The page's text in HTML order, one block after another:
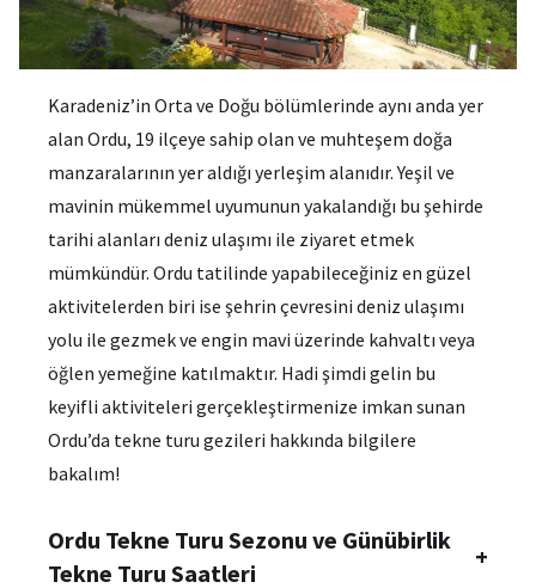
Karadeniz’in Orta ve Doğu bölümlerinde aynı anda yer
alan Ordu, 19 ilçeye sahip olan ve muhteşem doğa
manzaralarının yer aldığı yerleşim alanıdır. Yeşil ve
mavinin mükemmel uyumunun yakalandığı bu şehirde
tarihi alanları deniz ulaşımı ile ziyaret etmek
mümkündür. Ordu tatilinde yapabileceğiniz en güzel
aktivitelerden biri ise şehrin çevresini deniz ulaşımı
yolu ile gezmek ve engin mavi üzerinde kahvaltı veya
öğlen yemeğine katılmaktır. Hadi şimdi gelin bu
keyifli aktiviteleri gerçekleştirmenize imkan sunan
Ordu’da tekne turu gezileri hakkında bilgilere
bakalım!
Ordu Tekne Turu Sezonu ve Günübirlik
Tekne Turu Saatleri
+